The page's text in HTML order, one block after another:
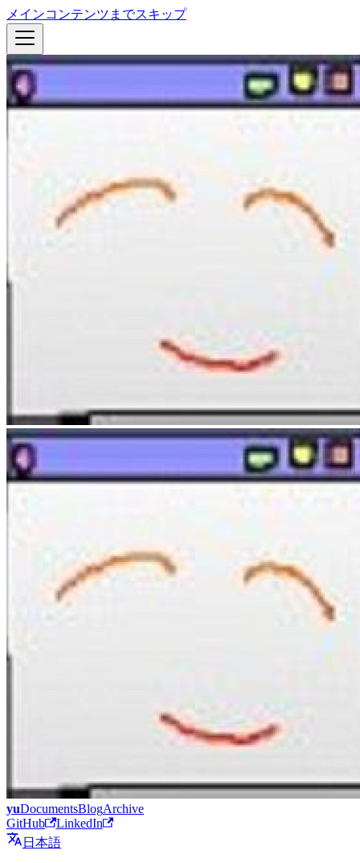
メインコンテンツまでスキップ
yuDocumentsBlogArchive
GitHub
LinkedIn
日本語